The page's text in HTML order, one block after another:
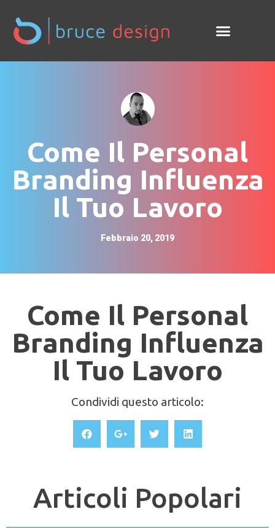
Come Il Personal
Branding Influenza
Il Tuo Lavoro
Febbraio 20, 2019
Come Il Personal
Branding Influenza
Il Tuo Lavoro
Condividi questo articolo:
Articoli Popolari